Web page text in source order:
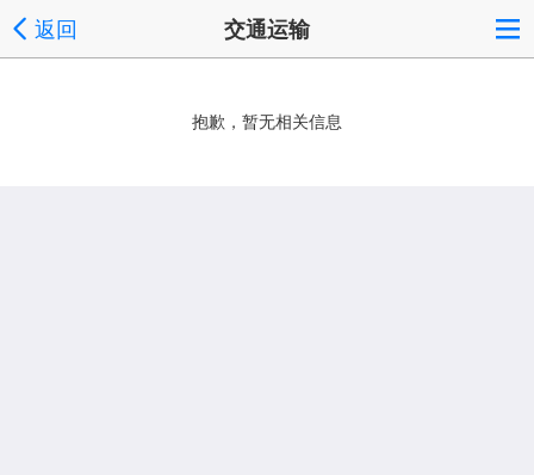
返回 交通运输
抱歉，暂无相关信息